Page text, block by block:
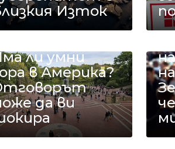
Изток
ли умни
в Америка?
да ви